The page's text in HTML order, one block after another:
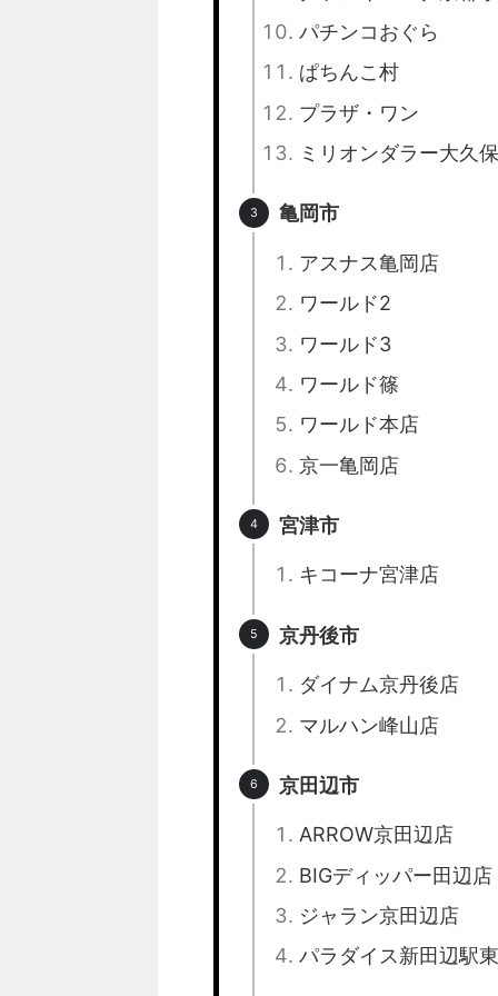
パチンコおぐら
ぱちんこ村
プラザ・ワン
ミリオンダラー大久
亀岡市
アスナス亀岡店
ワールド2
ワールド3
ワールド篠
ワールド本店
京一亀岡店
宮津市
キコーナ宮津店
京丹後市
ダイナム京丹後店
マルハン峰山店
京田辺市
ARROW京田辺店
BIGディッパー田辺店
ジャラン京田辺店
パラダイス新田辺駅